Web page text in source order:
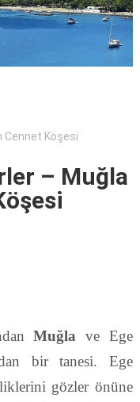
Cennet Köşesi
– Muğla
Muğlave Ege
bir tanesi. Ege
gözler önüne